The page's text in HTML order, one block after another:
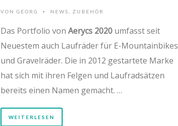
VON GEORG • NEWS ZUBEHÖR
Das Portfolio von Aerycs 2020 umfasst seit
Neuestem auch Laufräder für E-Mountainbikes
und Gravelräder. Die in 2012 gestartete Marke
hat sich mit ihren Felgen und Laufradsätzen
bereits einen Namen gemacht. …
WEITERLESEN